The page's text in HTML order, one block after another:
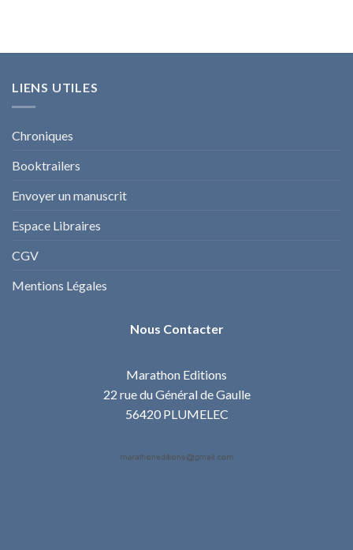
LIENS UTILES
Chroniques
Booktrailers
Envoyer un manuscrit
Espace Libraires
CGV
Mentions Légales
Nous Contacter
Marathon Editions
22 rue du Général de Gaulle
56420 PLUMELEC